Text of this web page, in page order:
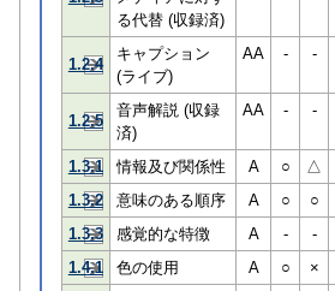
る代替 (収録済)
1.2.4
キャプション
(ライブ)
AA - -
1.2.5
音声解説 (収録
済)
AA - -
1.3.1 情報及び関係性 A ○ △
1.3.2
意味のある順序 A ○ ○
1.3.3
感覚的な特徴 A - -
1.4.1
色の使用 A ○ ×